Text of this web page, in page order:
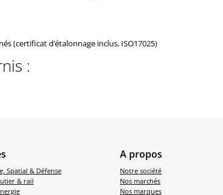
(certificat d’étalonnage inclus, ISO17025)
:
Spatial & Défense
& rail
A propos
Notre société
Nos marchés
Nos marques